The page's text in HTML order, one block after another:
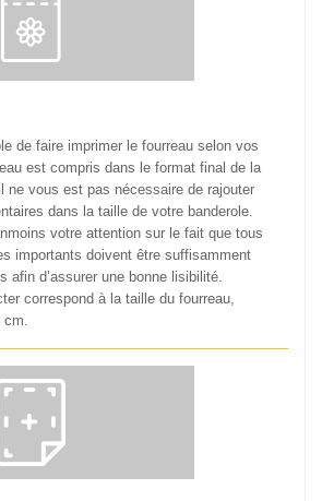
de faire imprimer le fourreau selon vos
est compris dans le format final de la
ne vous est pas nécessaire de rajouter
dans la taille de votre banderole.
votre attention sur le fait que tous
importants doivent être suffisamment
afin d’assurer une bonne lisibilité.
correspond à la taille du fourreau,
cm.